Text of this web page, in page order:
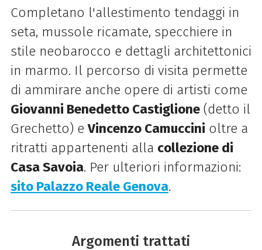
Completano l'allestimento tendaggi in
seta, mussole ricamate, specchiere in
stile neobarocco e dettagli architettonici
in marmo. Il percorso di visita permette
di ammirare anche opere di artisti come
Giovanni Benedetto Castiglione(detto il
Grechetto) eVincenzo Camuccini oltre a
ritratti appartenenti alla collezione di
Casa Savoia. Per ulteriori informazioni:
sito Palazzo Reale Genova.
Argomenti trattati